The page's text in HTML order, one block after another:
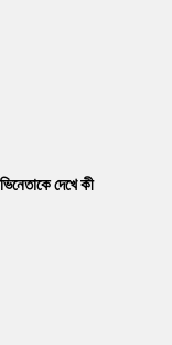
দেখে কী